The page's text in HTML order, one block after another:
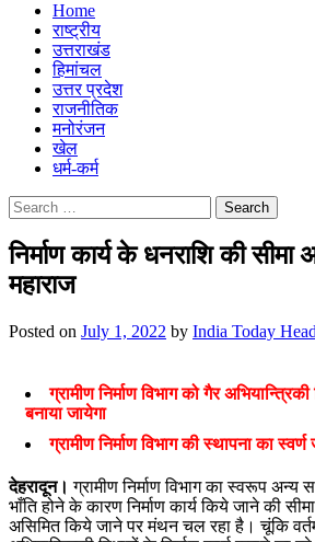
Home
राष्ट्रीय
उत्तराखंड
हिमांचल
उत्तर प्रदेश
राजनीतिक
मनोरंजन
खेल
धर्म-कर्म
Search
for:
निर्माण कार्य के धनराशि की सीमा
महाराज
Posted on July 1, 2022 by India Today
ग्रामीण निर्माण विभाग को गैर
बनाया जायेगा
ग्रामीण निर्माण विभाग की स्थापना का
देहरादून। ग्रामीण निर्माण विभाग का स्वरूप अन्य
भाँति होने के कारण निर्माण कार्य किये जाने की
असिमित किये जाने पर मंथन चल रहा है। चूंकि